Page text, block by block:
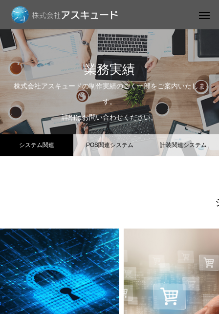
業務実績
株式会社アスキュードの制作実績のごく一部をご案内いたしま
す。
詳細はお問い合わせください。
システム関連 POS関連システム 計装関連システム